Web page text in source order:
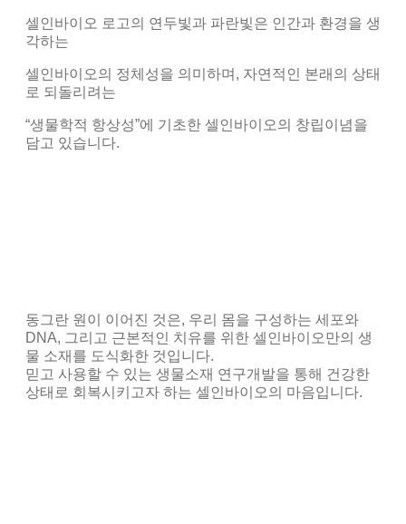
셀인바이오 로고의 연두빛과 파란빛은 인간과 환경을 생
각하는
셀인바이오의 정체성을 의미하며, 자연적인 본래의 상태
로 되돌리려는
“생물학적 항상성”에 기초한 셀인바이오의 창립이념을
담고 있습니다.
동그란 원이 이어진 것은, 우리 몸을 구성하는 세포와
DNA, 그리고 근본적인 치유를 위한 셀인바이오만의 생
물 소재를 도식화한 것입니다.
믿고 사용할 수 있는 생물소재 연구개발을 통해 건강한
상태로 회복시키고자 하는 셀인바이오의 마음입니다.